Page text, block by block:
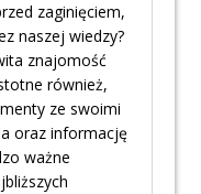
zaginięciem,
naszej wiedzy?
znajomość
również,
ze swoimi
oraz informację
ważne